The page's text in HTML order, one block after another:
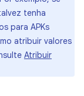
tenha
para APKs
atribuir valores
Atribuir